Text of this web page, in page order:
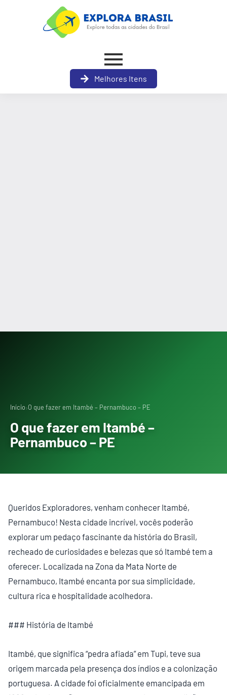
Melhores Itens
Início›O que fazer em Itambé – Pernambuco – PE
O que fazer em Itambé –
Pernambuco – PE
Queridos Exploradores, venham conhecer Itambé,
Pernambuco! Nesta cidade incrível, vocês poderão
explorar um pedaço fascinante da história do Brasil,
recheado de curiosidades e belezas que só Itambé tem a
oferecer. Localizada na Zona da Mata Norte de
Pernambuco, Itambé encanta por sua simplicidade,
cultura rica e hospitalidade acolhedora.
### História de Itambé
Itambé, que significa “pedra afiada” em Tupi, teve sua
origem marcada pela presença dos índios e a colonização
portuguesa. A cidade foi oficialmente emancipada em